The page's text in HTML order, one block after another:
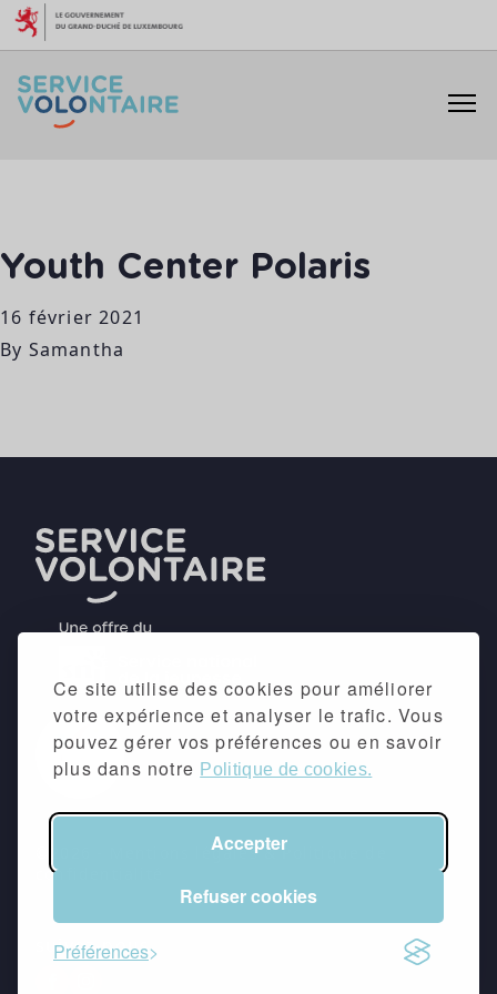
Ce site utilise des cookies pour améliorer
votre expérience et analyser le trafic. Vous
pouvez gérer vos préférences ou en savoir
plus dans notre Politique de cookies.
Accepter
Refuser cookies
Préférences
Aller au contenu
Youth Center Polaris
16 février 2021
By Samantha
Mentions légales&Politique de
confidentialité
suivez-nous